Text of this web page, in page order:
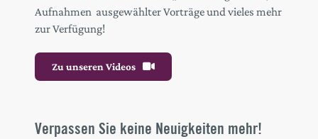
Aufnahmen ausgewählter Vorträge und vieles mehr
zur Verfügung!
Zu unseren Videos
Verpassen Sie keine Neuigkeiten mehr!